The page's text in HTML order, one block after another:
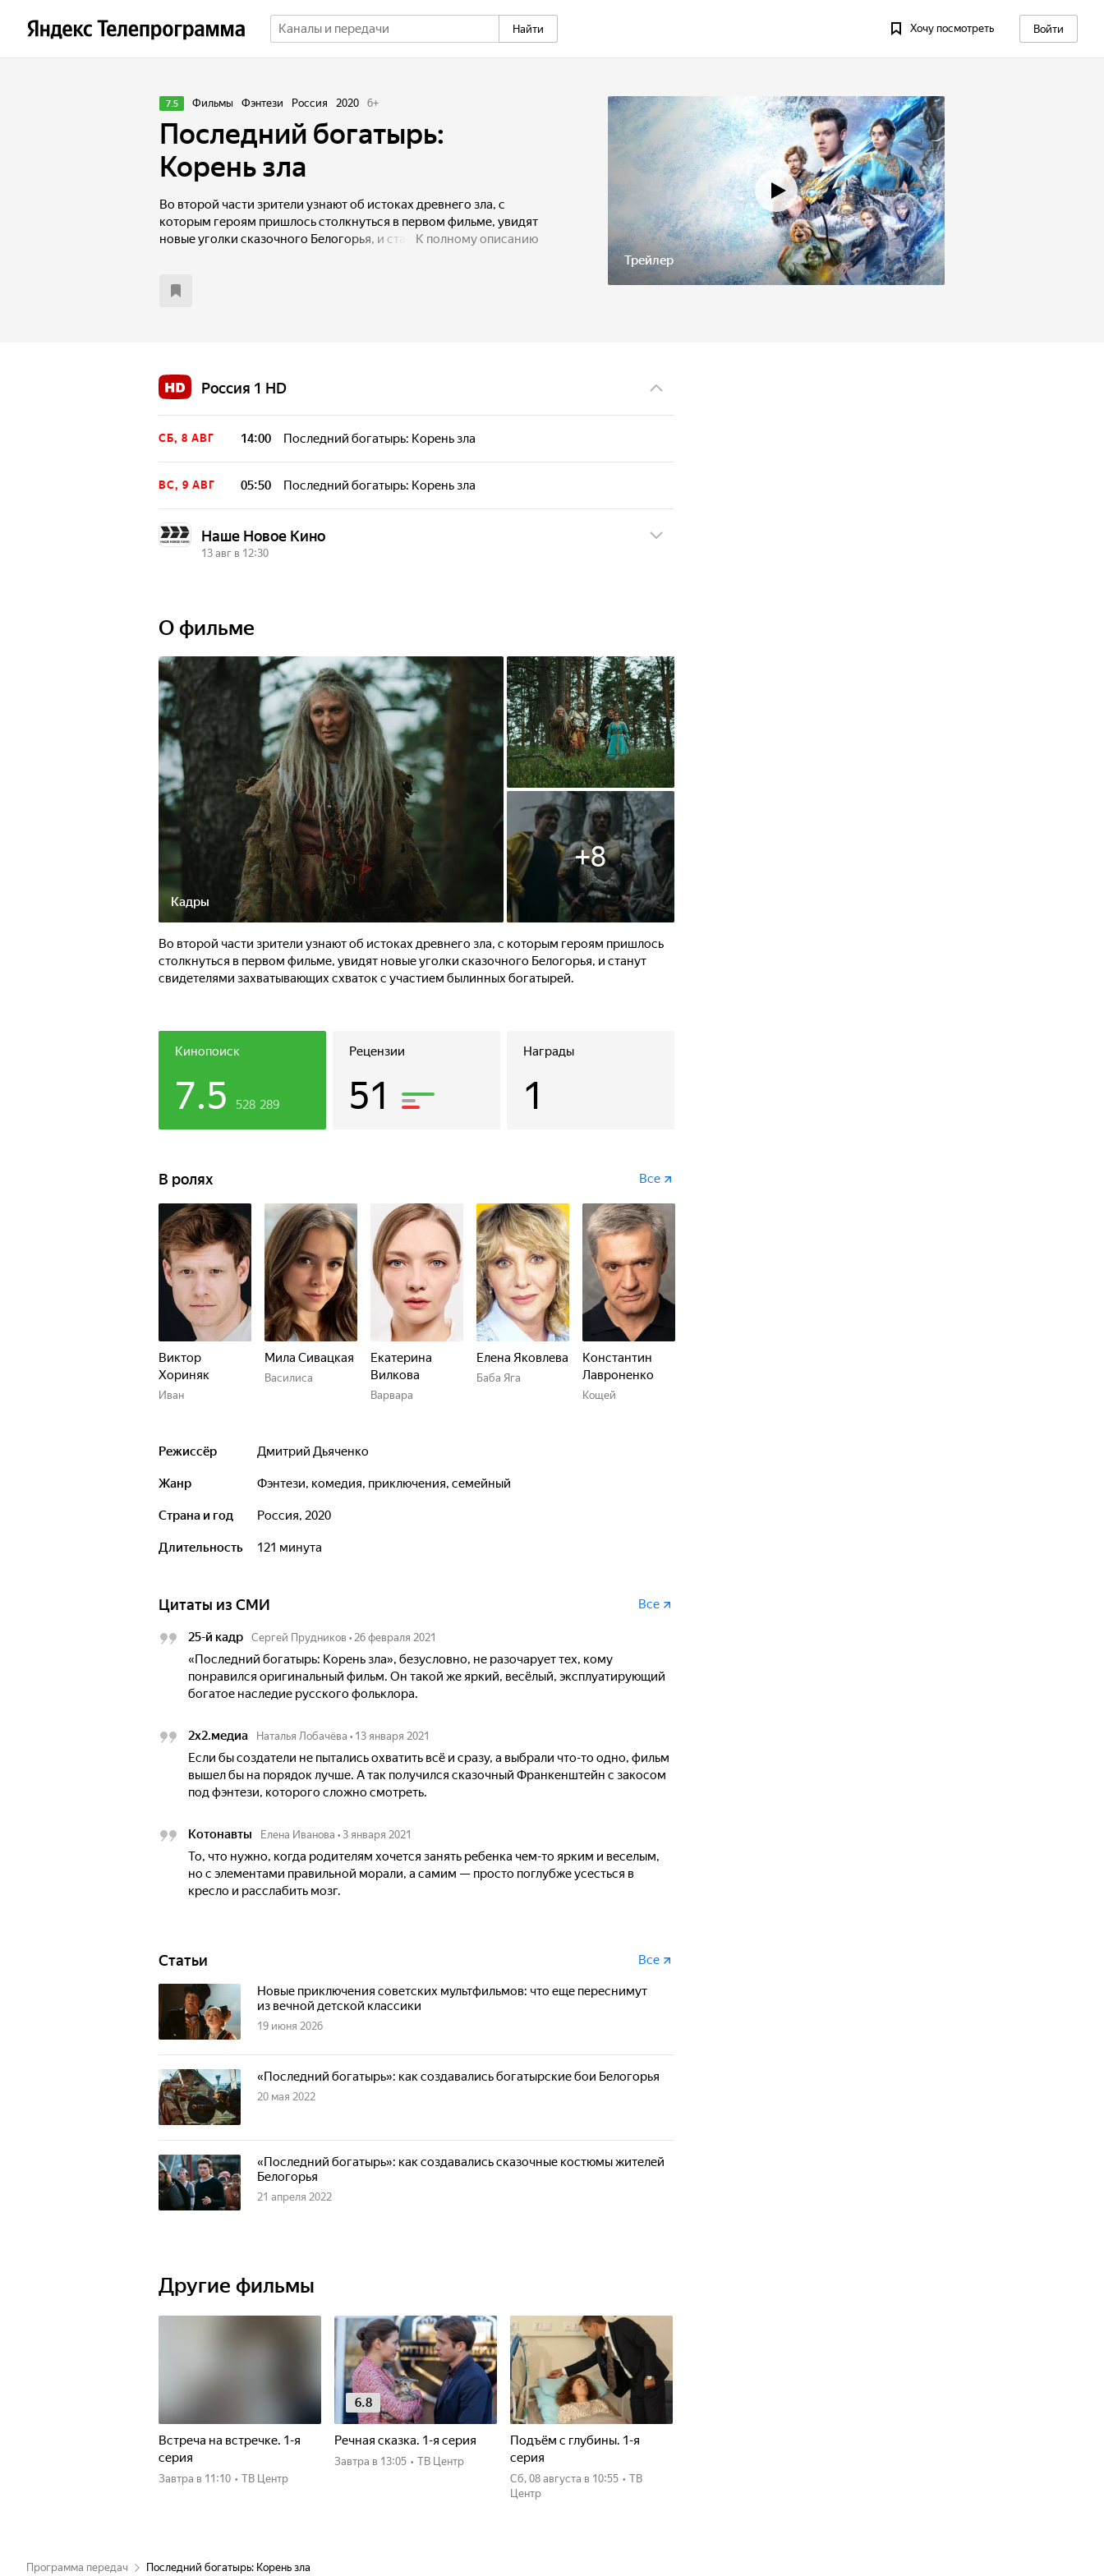
Найти Хочу посмотреть Войти
Трейлер
7.5 Фильмы Фэнтези Россия 2020 6+
Последний богатырь:
Корень зла
Во второй части зрители узнают об истоках древнего зла, с
которым героям пришлось столкнуться в первом фильме, увидят
новые уголки сказочного Белогорья, и станут свидетелями
К полному описанию
Россия 1 HD
СБ, 8 АВГ 14:00 Последний богатырь: Корень зла
ВС, 9 АВГ 05:50 Последний богатырь: Корень зла
Наше Новое Кино
13 авг в 12:30
ПТ, 14 АВГ 06:45
ВС, 16 АВГ 12:30 Последний богатырь: Корень зла
О фильме
Кадры
+8
Во второй части зрители узнают об истоках древнего зла, с которым героям пришлось
столкнуться в первом фильме, увидят новые уголки сказочного Белогорья, и станут
свидетелями захватывающих схваток с участием былинных богатырей.
Кинопоиск
7.5 528 289
Рецензии
51
Награды
1
В ролях Все
Виктор
Хориняк
Иван
Мила Сивацкая
Василиса
Екатерина
Вилкова
Варвара
Елена Яковлева
Баба Яга
Константин
Лавроненко
Кощей
Режиссёр Дмитрий Дьяченко
Жанр фэнтези, комедия, приключения, семейный
Страна и год Россия, 2020
Длительность 121 минута
Цитаты из СМИ Все
25-й кадр Сергей Прудников • 26 февраля 2021
«Последний богатырь: Корень зла», безусловно, не разочарует тех, кому
понравился оригинальный фильм. Он такой же яркий, весёлый, эксплуатирующий
богатое наследие русского фольклора.
2х2.медиа Наталья Лобачёва • 13 января 2021
Если бы создатели не пытались охватить всё и сразу, а выбрали что-то одно, фильм
вышел бы на порядок лучше. А так получился сказочный Франкенштейн с закосом
под фэнтези, которого сложно смотреть.
Котонавты Елена Иванова • 3 января 2021
То, что нужно, когда родителям хочется занять ребенка чем-то ярким и веселым,
но с элементами правильной морали, а самим — просто поглубже усесться в
кресло и расслабить мозг.
Статьи Все
Новые приключения советских мультфильмов: что еще переснимут
из вечной детской классики
19 июня 2026
«Последний богатырь»: как создавались богатырские бои Белогорья
20 мая 2022
«Последний богатырь»: как создавались сказочные костюмы жителей
Белогорья
21 апреля 2022
Другие фильмы
Встреча на встречке. 1-я
серия
Завтра в 11:10 • ТВ Центр
6.8
Речная сказка. 1-я серия
Завтра в 13:05 • ТВ Центр
Подъём с глубины. 1-я
серия
сб, 08 августа в 10:55 • ТВ
Центр
Программа передач Последний богатырь: Корень зла